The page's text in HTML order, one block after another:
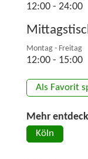
12:00 - 24:00
Montag - Freitag
12:00 - 15:00
Als Favorit
Mehr
Köln